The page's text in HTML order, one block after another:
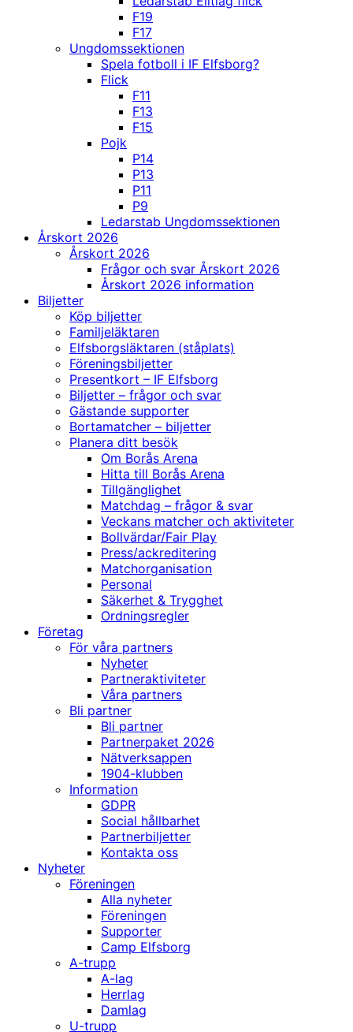
F19
F17
Ungdomssektionen
Spela fotboll i IF Elfsborg?
Flick
F11
F13
F15
Pojk
P14
P13
P11
P9
Ledarstab Ungdomssektionen
Årskort 2026
Årskort 2026
Frågor och svar Årskort 2026
Årskort 2026 information
Biljetter
Köp biljetter
Familjeläktaren
Elfsborgsläktaren (ståplats)
Föreningsbiljetter
Presentkort – IF Elfsborg
Biljetter – frågor och svar
Gästande supporter
Bortamatcher – biljetter
Planera ditt besök
Om Borås Arena
Hitta till Borås Arena
Tillgänglighet
Matchdag – frågor & svar
Veckans matcher och aktiviteter
Bollvärdar/Fair Play
Press/ackreditering
Matchorganisation
Personal
Säkerhet & Trygghet
Ordningsregler
Företag
För våra partners
Nyheter
Partneraktiviteter
Våra partners
Bli partner
Bli partner
Partnerpaket 2026
Nätverksappen
1904-klubben
Information
GDPR
Social hållbarhet
Partnerbiljetter
Kontakta oss
Nyheter
Föreningen
Alla nyheter
Föreningen
Supporter
Camp Elfsborg
A-trupp
A-lag
Herrlag
Damlag
U-trupp